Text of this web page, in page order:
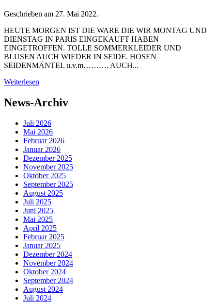
Geschrieben am 27. Mai 2022.
HEUTE MORGEN IST DIE WARE DIE WIR MONTAG UND
DIENSTAG IN PARIS EINGEKAUFT HABEN
EINGETROFFEN. TOLLE SOMMERKLEIDER UND
BLUSEN AUCH WIEDER IN SEIDE. HOSEN
SEIDENMÄNTEL u.v.m………. AUCH...
Weiterlesen
News-Archiv
Juli 2026
Mai 2026
Februar 2026
Januar 2026
Dezember 2025
November 2025
Oktober 2025
September 2025
August 2025
Juli 2025
Juni 2025
Mai 2025
April 2025
Februar 2025
Januar 2025
Dezember 2024
November 2024
Oktober 2024
September 2024
August 2024
Juli 2024